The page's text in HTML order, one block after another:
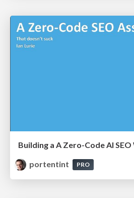
Building a A Zero-Code AI
portentint
PRO